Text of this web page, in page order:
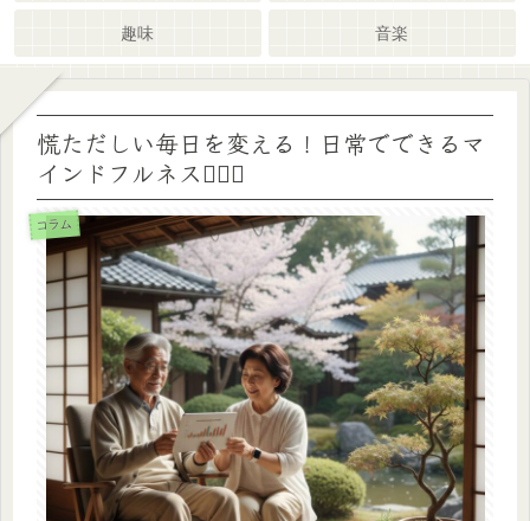
趣味 音楽
慌ただしい毎日を変える！日常でできるマ
インドフルネス🧘‍♀️✨
コラム